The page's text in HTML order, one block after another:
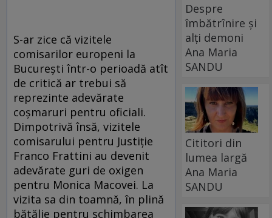
S-ar zice că vizitele
comisarilor europeni la
Bucureşti într-o perioadă atît
de critică ar trebui să
reprezinte adevărate
coşmaruri pentru oficiali.
Dimpotrivă însă, vizitele
comisarului pentru Justiţie
Franco Frattini au devenit
adevărate guri de oxigen
pentru Monica Macovei. La
vizita sa din toamnă, în plină
bătălie pentru schimbarea
Despre
îmbătrînire și
alți demoni
Ana Maria
SANDU
Cititori din
lumea largă
Ana Maria
SANDU